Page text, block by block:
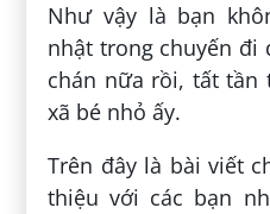
Như vậy là bạn
nhật trong chuyến đi
chán nữa rồi, tất tần
xã bé nhỏ ấy.
Trên đây là bài viết
thiệu với các bạn